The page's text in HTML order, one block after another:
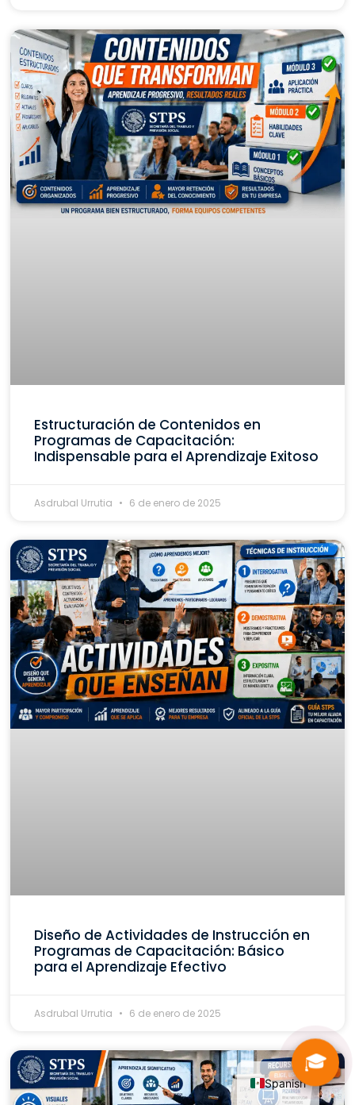
Estructuración de Contenidos en
Programas de Capacitación:
Indispensable para el Aprendizaje Exitoso
Asdrubal Urrutia 6 de enero de 2025
Diseño de Actividades de Instrucción en
Programas de Capacitación: Básico
para el Aprendizaje Efectivo
Asdrubal Urrutia 6 de enero de 2025
🎓
Spanish